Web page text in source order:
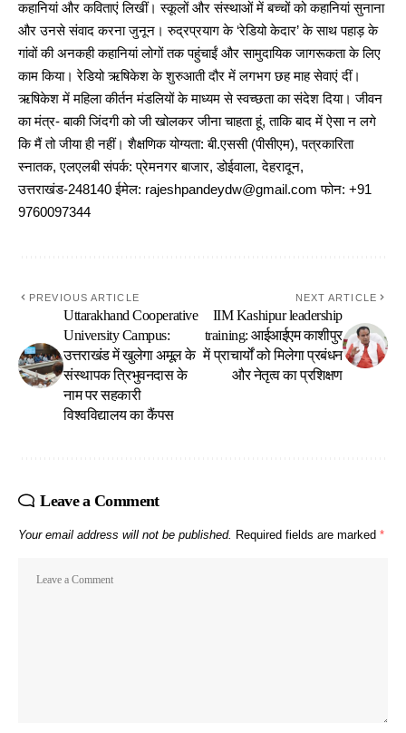
कहानियां और कविताएं लिखीं। स्कूलों और संस्थाओं में बच्चों को कहानियां सुनाना
और उनसे संवाद करना जुनून। रुद्रप्रयाग के ‘रेडियो केदार’ के साथ पहाड़ के
गांवों की अनकही कहानियां लोगों तक पहुंचाईं और सामुदायिक जागरूकता के लिए
काम किया। रेडियो ऋषिकेश के शुरुआती दौर में लगभग छह माह सेवाएं दीं।
ऋषिकेश में महिला कीर्तन मंडलियों के माध्यम से स्वच्छता का संदेश दिया। जीवन
का मंत्र- बाकी जिंदगी को जी खोलकर जीना चाहता हूं, ताकि बाद में ऐसा न लगे
कि मैं तो जीया ही नहीं। शैक्षणिक योग्यता: बी.एससी (पीसीएम), पत्रकारिता
स्नातक, एलएलबी संपर्क: प्रेमनगर बाजार, डोईवाला, देहरादून,
उत्तराखंड-248140 ईमेल: rajeshpandeydw@gmail.com फोन: +91
9760097344
PREVIOUS ARTICLE
Uttarakhand Cooperative
University Campus:
उत्तराखंड में खुलेगा अमूल के
संस्थापक त्रिभुवनदास के
नाम पर सहकारी
विश्वविद्यालय का कैंपस
NEXT ARTICLE
IIM Kashipur leadership
training: आईआईएम काशीपुर
में प्राचार्यों को मिलेगा प्रबंधन
और नेतृत्व का प्रशिक्षण
Leave a Comment
Your email address will not be published. Required fields are marked *